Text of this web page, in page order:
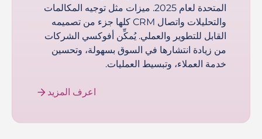
المتحدة لعام 2025. ميزات مثل توجيه المكالمات
والتحليلات واتصال CRM كلها جزء من تصميمه
القابل للتطوير والعملي. يُمكِّن أفوكسي الشركات
من زيادة انتشارها في السوق بسهولة، وتحسين
خدمة العملاء، وتبسيط العمليات.
اعرف المزيد